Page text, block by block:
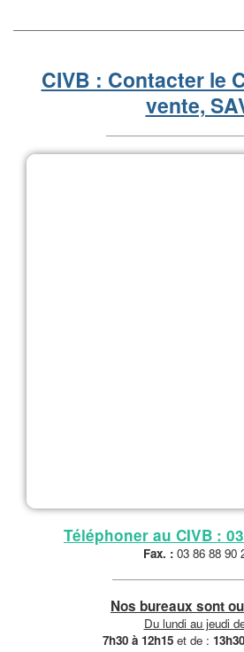
CIVB : Contacter le
vente,
Téléphoner au CIVB :
Fax. : 03 86 88 90
Nos bureaux sont
Du lundi au jeudi
7h30 à 12h15 et de :